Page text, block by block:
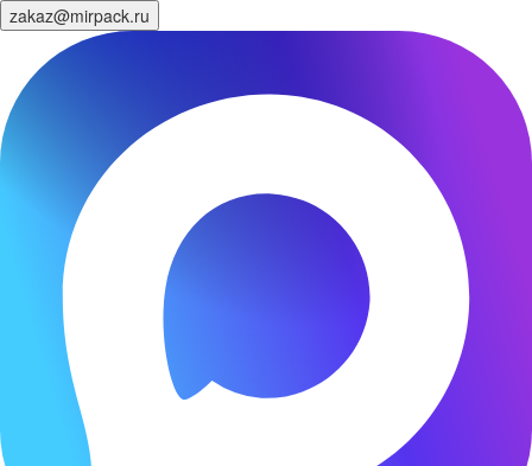
zakaz@mirpack.ru